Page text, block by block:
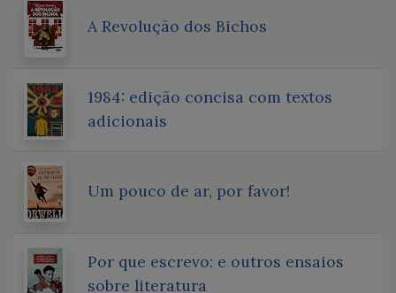
A Revolução dos Bichos
1984: edição concisa com textos
adicionais
Um pouco de ar, por favor!
Por que escrevo: e outros ensaios
sobre literatura